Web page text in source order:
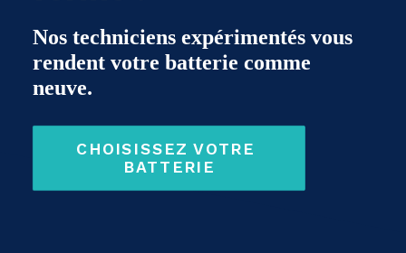
Nos techniciens expérimentés vous
rendent votre batterie comme
neuve.
CHOISISSEZ VOTRE
BATTERIE